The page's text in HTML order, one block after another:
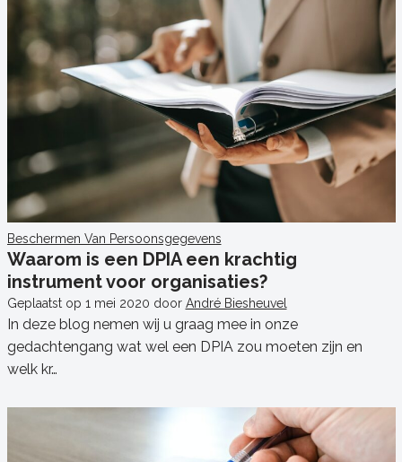
Beschermen Van Persoonsgegevens
Waarom is een DPIA een krachtig
instrument voor organisaties?
Geplaatst op 1 mei 2020 door André Biesheuvel
In deze blog nemen wij u graag mee in onze
gedachtengang wat wel een DPIA zou moeten zijn en
welk kr…